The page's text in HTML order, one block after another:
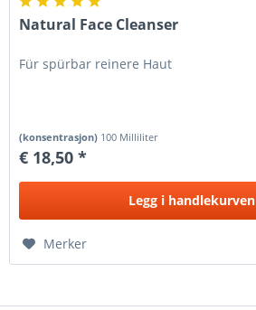
Natural Face Cleanser
Für spürbar reinere Haut
(konsentrasjon) 100 Milliliter
€ 18,50 *
Legg i handlekurven
Merker